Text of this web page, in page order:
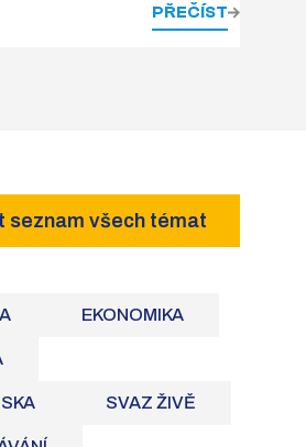
PŘEČÍST
seznam všech témat
EKONOMIKA
SVAZ ŽIVĚ